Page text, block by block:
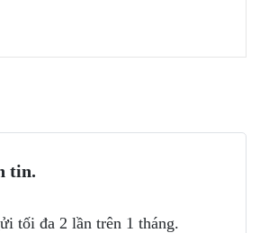
tin.
tối đa 2 lần trên 1 tháng.